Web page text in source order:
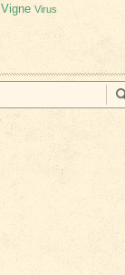
Vigne Virus